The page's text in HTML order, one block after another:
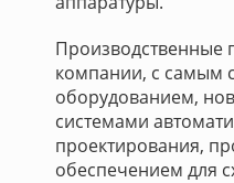
Производственные
компании, с самым
оборудованием,
системами
проектирования,
обеспечением для